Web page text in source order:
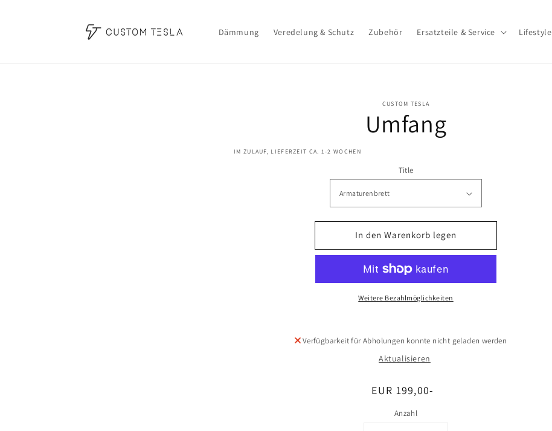
Dämmung Veredelung & Schutz Zubehör Ersatzteile & Service Lifestyle
CUSTOM TESLA
Umfang
IM ZULAUF, LIEFERZEIT CA. 1-2 WOCHEN
Title
In den Warenkorb legen
Weitere Bezahlmöglichkeiten
Verfügbarkeit für Abholungen konnte nicht geladen werden
Aktualisieren
Normaler
EUR 199,00-
Anzahl